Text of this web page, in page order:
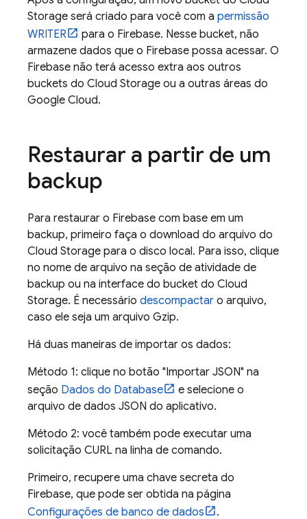
Storage será criado para você com a permissão
WRITER
para o Firebase. Nesse bucket, não
armazene dados que o Firebase possa acessar. O
Firebase não terá acesso extra aos outros
buckets do Cloud Storage ou a outras áreas do
Google Cloud.
Restaurar a partir de um
backup
Para restaurar o Firebase com base em um
backup, primeiro faça o download do arquivo do
Cloud Storage para o disco local. Para isso, clique
no nome de arquivo na seção de atividade de
backup ou na interface do bucket do Cloud
Storage. É necessário descompactar o arquivo,
caso ele seja um arquivo Gzip.
Há duas maneiras de importar os dados:
Método 1: clique no botão "Importar JSON" na
seção Dados do Database
e selecione o
arquivo de dados JSON do aplicativo.
Método 2: você também pode executar uma
solicitação CURL na linha de comando.
Primeiro, recupere uma chave secreta do
Firebase, que pode ser obtida na página
Configurações de banco de dados
.